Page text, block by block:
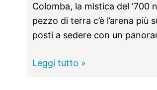
Colomba, la mistica del ‘700
pezzo di terra c’è l’arena
posti a sedere con un
MORICONE
Leggi tutto »